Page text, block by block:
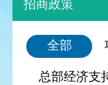
招商政策
全部
总部经济支